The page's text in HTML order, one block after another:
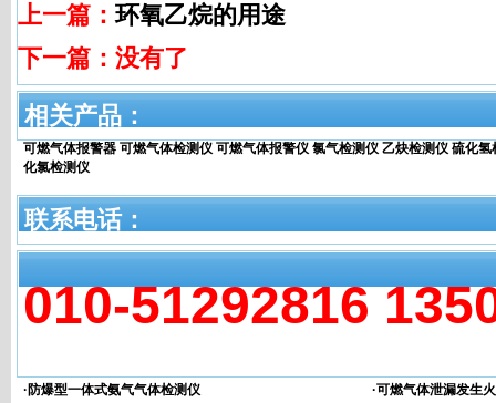
上一篇：环氧乙烷的用途
下一篇：没有了
相关产品：
可燃气体报警器 可燃气体检测仪 可燃气体报警仪 氯气检测仪 乙炔检测仪 硫化氢
化氯检测仪
联系电话：
010-51292816
· 防爆型一体式氨气气体检测仪 ·可燃气体泄漏发生